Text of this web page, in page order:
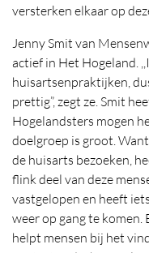
versterken elkaar op
Jenny Smit van
actief in Het Hogeland.
huisartsenpraktijken,
prettig”, zegt ze. Smit
Hogelandsters mogen
doelgroep is groot.
de huisarts bezoeken,
flink deel van deze
vastgelopen en heeft
weer op gang te komen.
helpt mensen bij het